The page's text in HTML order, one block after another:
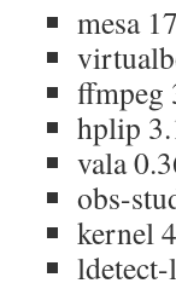
mesa
ffmpeg
hplip
vala
obs-
kernel